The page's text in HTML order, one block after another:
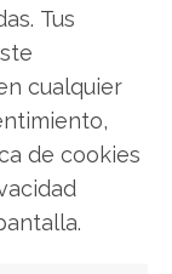
Tus
cualquier
de cookies
digital,
móviles.